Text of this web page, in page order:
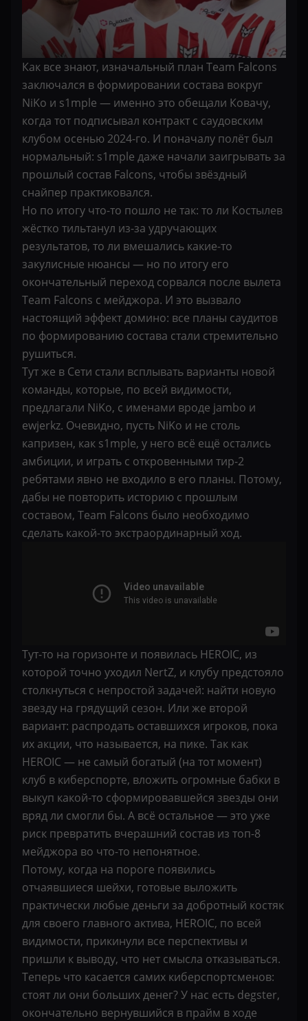
Как все знают, изначальный план Team Falcons
заключался в формировании состава вокруг
NiKo и s1mple — именно это обещали Ковачу,
когда тот подписывал контракт с саудовским
клубом осенью 2024-го. И поначалу полёт был
нормальный: s1mple даже начали заигрывать за
прошлый состав Falcons, чтобы звёздный
снайпер практиковался.
Но по итогу что-то пошло не так: то ли Костылев
жёстко тильтанул из-за удручающих
результатов, то ли вмешались какие-то
закулисные нюансы — но по итогу его
окончательный переход сорвался после вылета
Team Falcons с мейджора. И это вызвало
настоящий эффект домино: все планы саудитов
по формированию состава стали стремительно
рушиться.
Тут же в Сети стали всплывать варианты новой
команды, которые, по всей видимости,
предлагали NiKo, с именами вроде jambo и
ewjerkz. Очевидно, пусть NiKo и не столь
капризен, как s1mple, у него всё ещё остались
амбиции, и играть с откровенными тир-2
ребятами явно не входило в его планы. Потому,
дабы не повторить историю с прошлым
составом, Team Falcons было необходимо
сделать какой-то экстраординарный ход.
Тут-то на горизонте и появилась HEROIC, из
которой точно уходил NertZ, и клубу предстояло
столкнуться с непростой задачей: найти новую
звезду на грядущий сезон. Или же второй
вариант: распродать оставшихся игроков, пока
их акции, что называется, на пике. Так как
HEROIC — не самый богатый (на тот момент)
клуб в киберспорте, вложить огромные бабки в
выкуп какой-то сформировавшейся звезды они
вряд ли смогли бы. А всё остальное — это уже
риск превратить вчерашний состав из топ-8
мейджора во что-то непонятное.
Потому, когда на пороге появились
отчаявшиеся шейхи, готовые выложить
практически любые деньги за добротный костяк
для своего главного актива, HEROIC, по всей
видимости, прикинули все перспективы и
пришли к выводу, что нет смысла отказываться.
Теперь что касается самих киберспортсменов:
стоят ли они больших денег? У нас есть degster,
окончательно вернувшийся в прайм в ходе